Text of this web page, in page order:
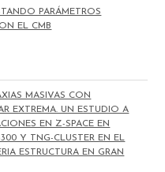
PARÁMETROS
EL CMB
MASIVAS CON
EXTREMA. UN ESTUDIO A
EN Z-SPACE EN
Y TNG-CLUSTER EN EL
ESTRUCTURA EN GRAN